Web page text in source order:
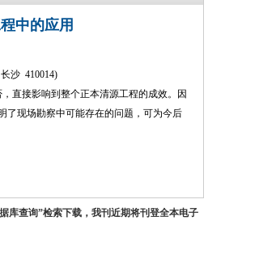
中的应用
沙 410014)
直接影响到整个正本清源工程的成效。因
了现场勘察中可能存在的问题，可为今后
库查询”检索下载，我刊近期将刊登全本电子